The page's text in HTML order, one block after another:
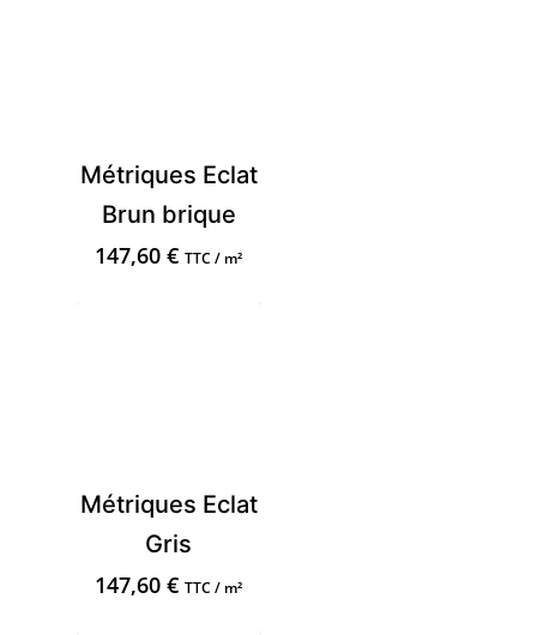
Métriques Eclat
Brun brique
147,60€ TTC / m²
Métriques Eclat
Gris
147,60€ TTC / m²